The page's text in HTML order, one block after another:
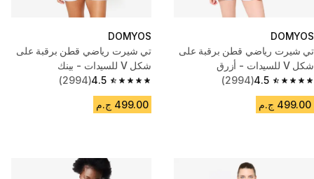
DOMYOS
تي شيرت رياضي قطن برقبة على
شكل V للسيدات - أزرق
4.5
4.5 out of 5 stars from 2994 reviews
(2994)
499.00 ج.م
DOMYOS
تي شيرت رياضي قطن برقبة على
شكل V للسيدات - بينك
4.5
4.5 out of 5 stars from 2994 reviews
(2994)
499.00 ج.م